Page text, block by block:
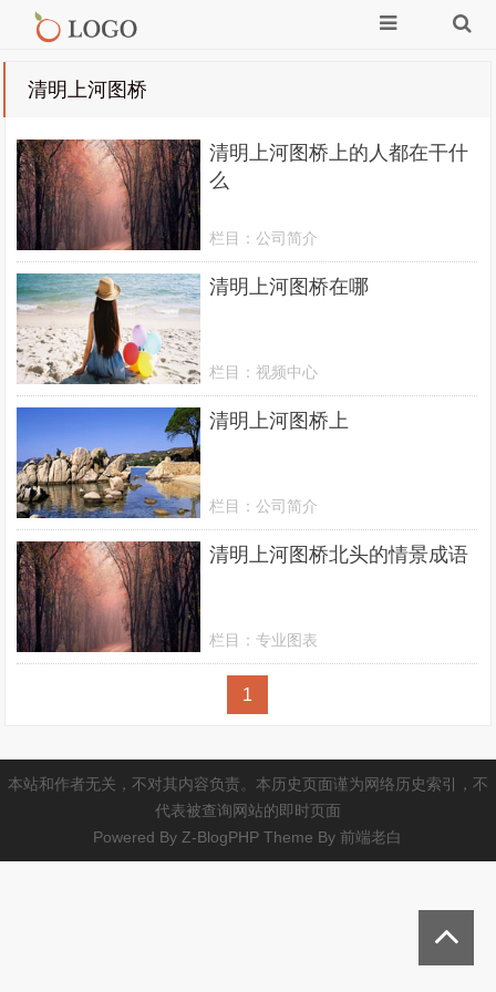
清明上河图桥
清明上河图桥上的人都在干什
么
栏目：公司简介
清明上河图桥在哪
栏目：视频中心
清明上河图桥上
栏目：公司简介
清明上河图桥北头的情景成语
栏目：专业图表
1
本站和作者无关，不对其内容负责。本历史页面谨为网络历史索引，不
代表被查询网站的即时页面
Powered By Z-BlogPHP Theme By前端老白